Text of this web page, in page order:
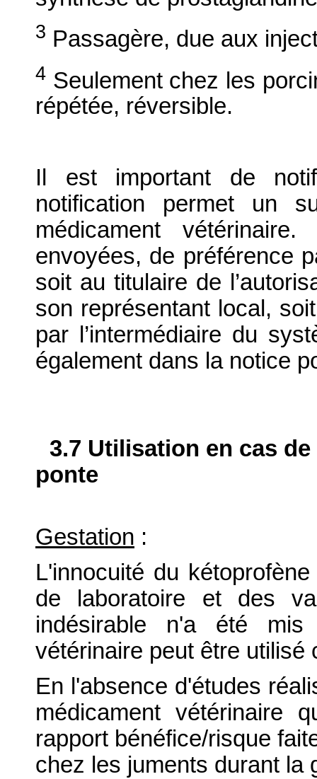
3 Passagère, due aux
4 Seulement chez les
répétée, réversible.
Il est important de
notification permet un
médicament
envoyées, de préférence
soit au titulaire de
son représentant local,
par l’intermédiaire du
également dans la notice
3.7 Utilisation en cas
ponte
Gestation :
L'innocuité du
de laboratoire et des
indésirable n'a été mis
vétérinaire peut être
En l'absence d'études
médicament vétérinaire
rapport bénéfice/risque
chez les juments durant la